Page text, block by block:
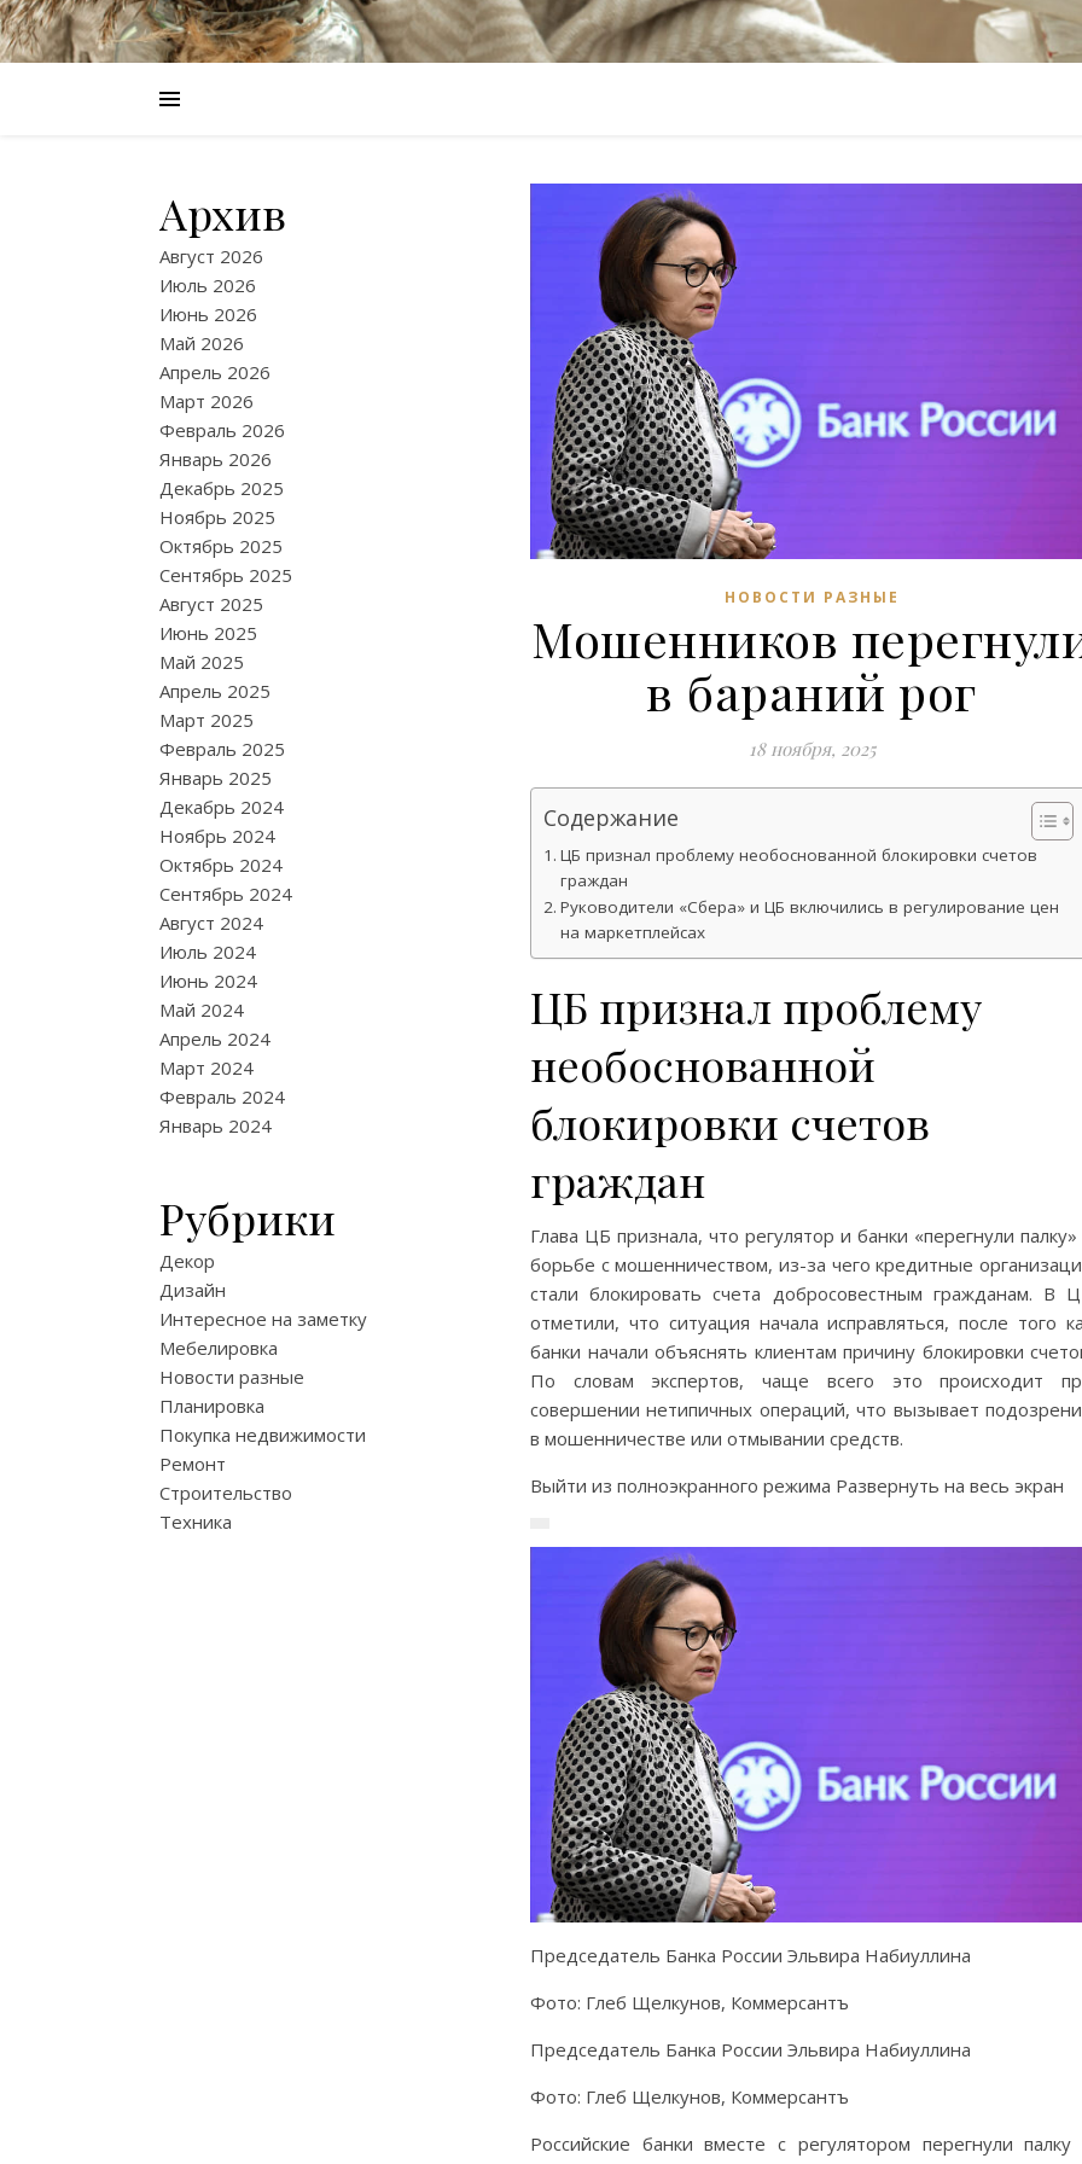
Архив
Август 2026
Июль 2026
Июнь 2026
Май 2026
Апрель 2026
Март 2026
Февраль 2026
Январь 2026
Декабрь 2025
Ноябрь 2025
Октябрь 2025
Сентябрь 2025
Август 2025
Июнь 2025
Май 2025
Апрель 2025
Март 2025
Февраль 2025
Январь 2025
Декабрь 2024
Ноябрь 2024
Октябрь 2024
Сентябрь 2024
Август 2024
Июль 2024
Июнь 2024
Май 2024
Апрель 2024
Март 2024
Февраль 2024
Январь 2024
Рубрики
Декор
Дизайн
Интересное на заметку
Мебелировка
Новости разные
Планировка
Покупка недвижимости
Ремонт
Строительство
Техника
НОВОСТИ РАЗНЫЕ
Мошенников
в бараний рог
18 ноября, 2025
Содержание
ЦБ признал проблему необоснованной блокировки счетов
граждан
Руководители «Сбера» и ЦБ включились в регулирование цен
на маркетплейсах
ЦБ признал проблему
необоснованной
блокировки счетов
граждан
Глава ЦБ признала, что регулятор и банки «перегнули палку»
борьбе с мошенничеством, из-за чего кредитные
стали блокировать счета добросовестным гражданам. В
отметили, что ситуация начала исправляться, после того
банки начали объяснять клиентам причину блокировки
По словам экспертов, чаще всего это происходит
совершении нетипичных операций, что вызывает
в мошенничестве или отмывании средств.
Выйти из полноэкранного режима Развернуть на весь экран
Председатель Банка России Эльвира Набиуллина
Фото: Глеб Щелкунов, Коммерсантъ
Председатель Банка России Эльвира Набиуллина
Фото: Глеб Щелкунов, Коммерсантъ
Российские банки вместе с регулятором перегнули палку